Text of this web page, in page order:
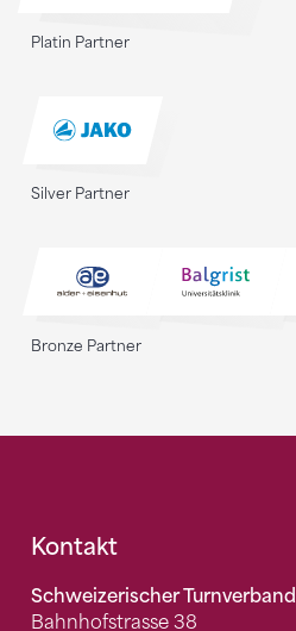
Platin Partner
Silver Partner
Bronze Partner
Fusszeile
Kontakt
Schweizerischer Turnverband
Bahnhofstrasse 38